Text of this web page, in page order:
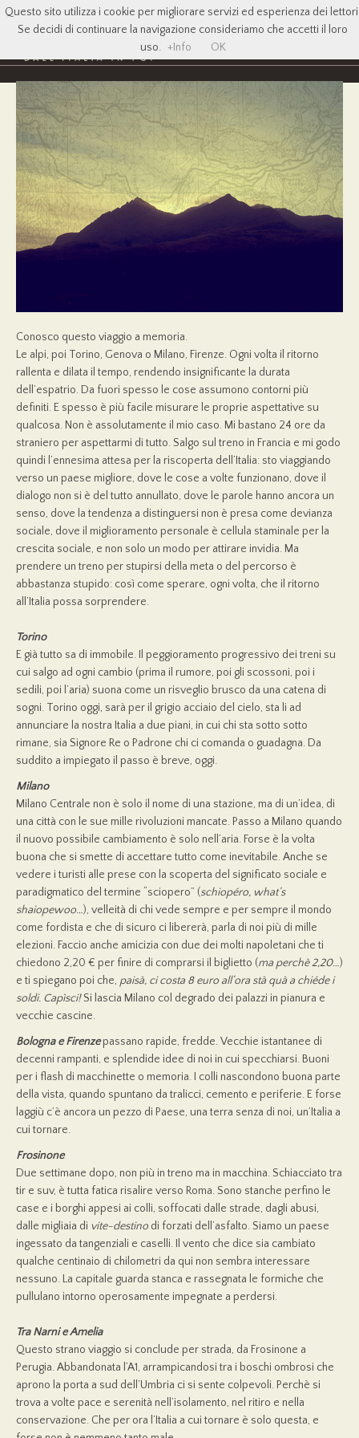
Conosco questo viaggio a memoria.
Le alpi, poi Torino, Genova o Milano, Firenze. Ogni volta il ritorno
rallenta e dilata il tempo, rendendo insignificante la durata
dell’espatrio. Da fuori spesso le cose assumono contorni più
definiti. E spesso è più facile misurare le proprie aspettative su
qualcosa. Non è assolutamente il mio caso. Mi bastano 24 ore da
straniero per aspettarmi di tutto. Salgo sul treno in Francia e mi godo
quindi l’ennesima attesa per la riscoperta dell’Italia: sto viaggiando
verso un paese migliore, dove le cose a volte funzionano, dove il
dialogo non si è del tutto annullato, dove le parole hanno ancora un
senso, dove la tendenza a distinguersi non è presa come devianza
sociale, dove il miglioramento personale è cellula staminale per la
crescita sociale, e non solo un modo per attirare invidia. Ma
prendere un treno per stupirsi della meta o del percorso è
abbastanza stupido: così come sperare, ogni volta, che il ritorno
all’Italia possa sorprendere.
Torino
E già tutto sa di immobile. Il peggioramento progressivo dei treni su
cui salgo ad ogni cambio (prima il rumore, poi gli scossoni, poi i
sedili, poi l’aria) suona come un risveglio brusco da una catena di
sogni. Torino oggi, sarà per il grigio acciaio del cielo, sta li ad
annunciare la nostra Italia a due piani, in cui chi sta sotto sotto
rimane, sia Signore Re o Padrone chi ci comanda o guadagna. Da
suddito a impiegato il passo è breve, oggi.
Milano
Milano Centrale non è solo il nome di una stazione, ma di un’idea, di
una città con le sue mille rivoluzioni mancate. Passo a Milano quando
il nuovo possibile cambiamento è solo nell’aria. Forse è la volta
buona che si smette di accettare tutto come inevitabile. Anche se
vedere i turisti alle prese con la scoperta del significato sociale e
paradigmatico del termine “sciopero” (schiopéro, what’s
shaiopewoo…), velleità di chi vede sempre e per sempre il mondo
come fordista e che di sicuro ci libererà, parla di noi più di mille
elezioni. Faccio anche amicizia con due dei molti napoletani che ti
chiedono 2,20 € per finire di comprarsi il biglietto (ma perchè 2,20…)
e ti spiegano poi che, paisà, ci costa 8 euro all’ora stà quà a chiéde i
soldi. Capìsci!Si lascia Milano col degrado dei palazzi in pianura e
vecchie cascine.
Bologna e Firenzepassano rapide, fredde. Vecchie istantanee di
decenni rampanti, e splendide idee di noi in cui specchiarsi. Buoni
per i flash di macchinette o memoria. I colli nascondono buona parte
della vista, quando spuntano da tralicci, cemento e periferie. E forse
laggiù c’è ancora un pezzo di Paese, una terra senza di noi, un’Italia a
cui tornare.
Frosinone
Due settimane dopo, non più in treno ma in macchina. Schiacciato tra
tir e suv, è tutta fatica risalire verso Roma. Sono stanche perfino le
case e i borghi appesi ai colli, soffocati dalle strade, dagli abusi,
dalle migliaia di vite-destino di forzati dell’asfalto. Siamo un paese
ingessato da tangenziali e caselli. Il vento che dice sia cambiato
qualche centinaio di chilometri da qui non sembra interessare
nessuno. La capitale guarda stanca e rassegnata le formiche che
pullulano intorno operosamente impegnate a perdersi.
Tra Narni e Amelia
Questo strano viaggio si conclude per strada, da Frosinone a
Perugia. Abbandonata l’A1, arrampicandosi tra i boschi ombrosi che
aprono la porta a sud dell’Umbria ci si sente colpevoli. Perchè si
trova a volte pace e serenità nell’isolamento, nel ritiro e nella
conservazione. Che per ora l’Italia a cui tornare è solo questa, e
Questo sito utilizza i cookie per migliorare servizi ed esperienza dei
Se decidi di continuare la navigazione consideriamo che accetti il loro
uso. +Info OK